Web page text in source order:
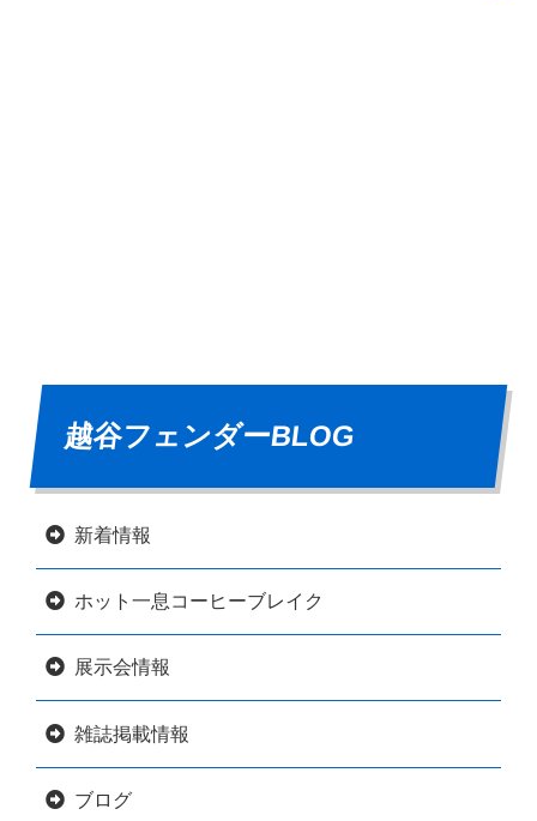
越谷フェンダーBLOG
新着情報
ホット一息コーヒーブレイク
展示会情報
雑誌掲載情報
ブログ